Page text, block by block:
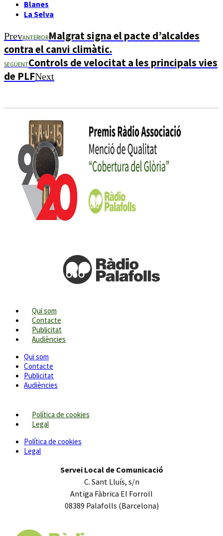
Blanes
La Selva
PrevANTERIORMalgrat signa el pacte d’alcaldes
contra el canvi climàtic.
SEGÜENTControls de velocitat a les principals vies
de PLFNext
Qui som
Contacte
Publicitat
Audiències
Qui som
Contacte
Publicitat
Audiències
Política de cookies
Legal
Política de cookies
Legal
Servei Local de Comunicació
C. Sant Lluís, s/n
Antiga Fàbrica El Forroll
08389 Palafolls (Barcelona)